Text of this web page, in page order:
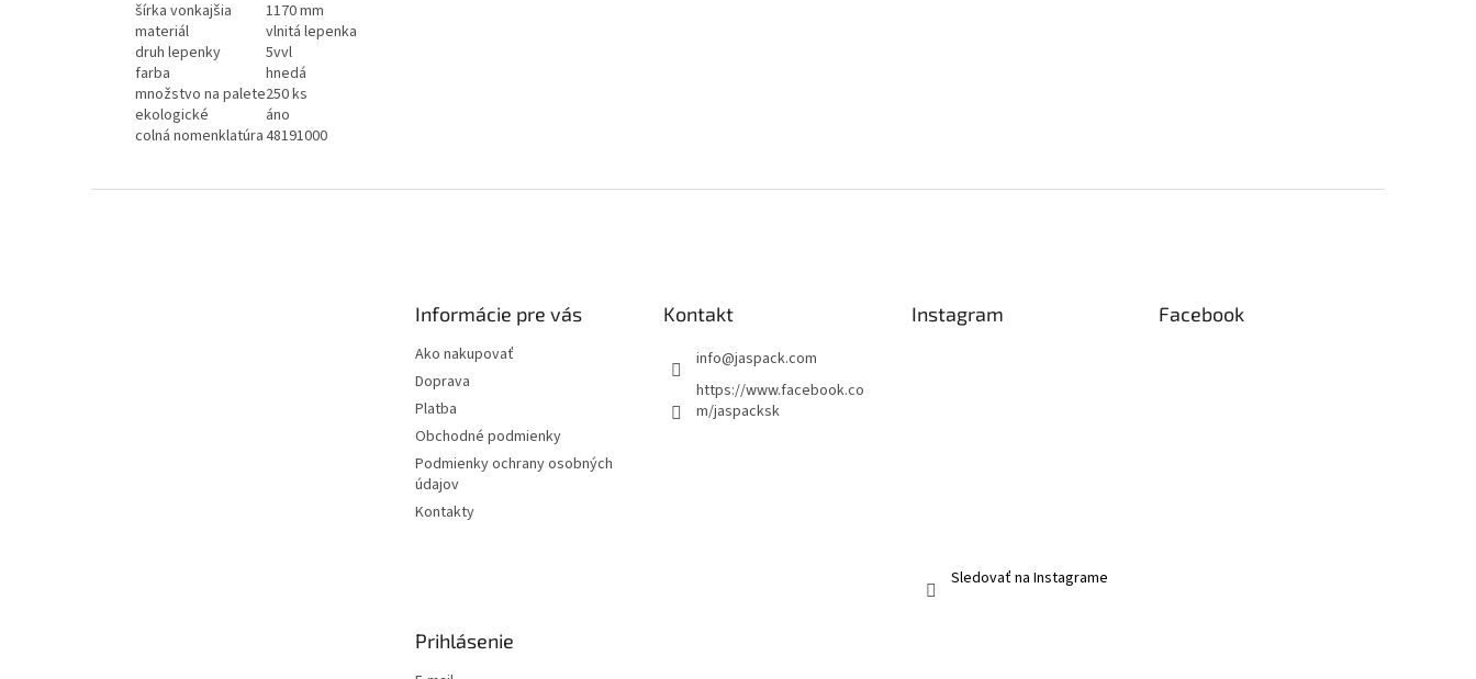
šírka vonkajšia
1170 mm
materiál
vlnitá lepenka
druh lepenky
5vvl
farba
hnedá
množstvo na palete250 ks
ekologické
áno
colná nomenklatúra48191000
Informácie pre vás
Ako nakupovať
Doprava
Platba
Obchodné podmienky
Podmienky ochrany osobných
údajov
Kontakty
Kontakt
info@jaspack.com
https://www.facebook.co
m/jaspacksk
Instagram
Sledovať na Instagrame
Facebook
Prihlásenie